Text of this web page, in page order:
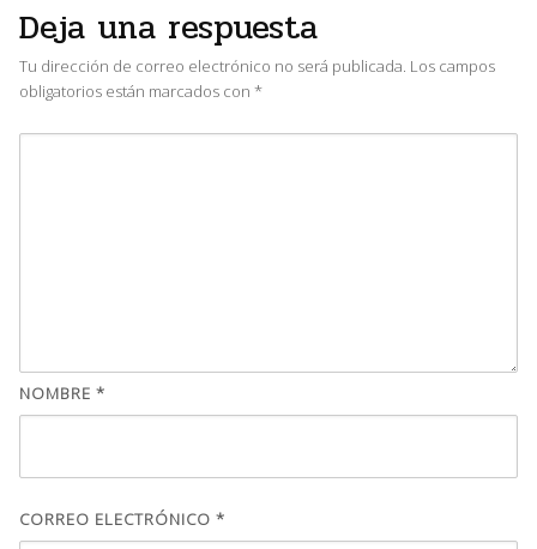
Deja una respuesta
Tu dirección de correo electrónico no será publicada. Los campos
obligatorios están marcados con *
NOMBRE *
CORREO ELECTRÓNICO *